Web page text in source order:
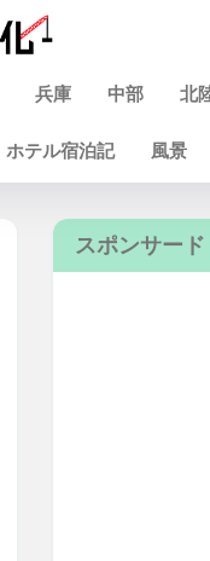
兵庫 中部 北
ホテル宿泊記 風景
スポンサー